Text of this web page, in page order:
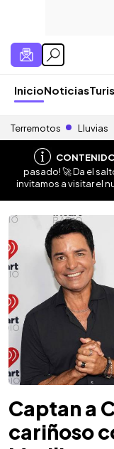
InicioNoticias
Terremotos Lluvias
pasado! 🚀 Da el
invitamos a visitar el
Captan a
cariñoso